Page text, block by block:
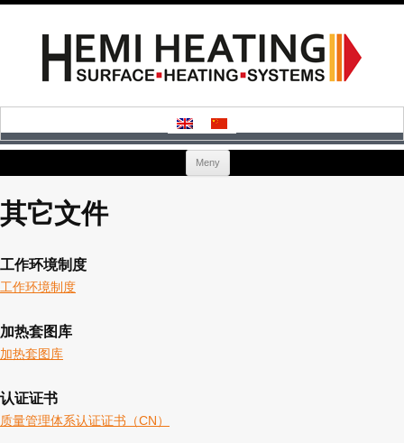
Meny
Hoppa
其它文件
工作环境制度
工作环境制度
加热套图库
加热套图库
认证证书
质量管理体系认证证书（CN）